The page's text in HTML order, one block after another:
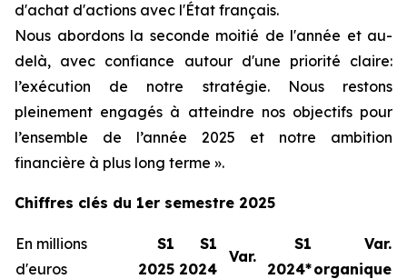
d'achat d'actions avec l'État français.
Nous abordons la seconde moitié de l'année et au-
delà, avec confiance autour d'une priorité claire:
l’exécution de notre stratégie. Nous restons
pleinement engagés à atteindre nos objectifs pour
l’ensemble de l’année 2025 et notre ambition
financière à plus long terme ».
Chiffres clés du 1er semestre 2025
En millions
d'euros
S1
2025
S1
2024
Var.
S1
2024*
Var.
organique